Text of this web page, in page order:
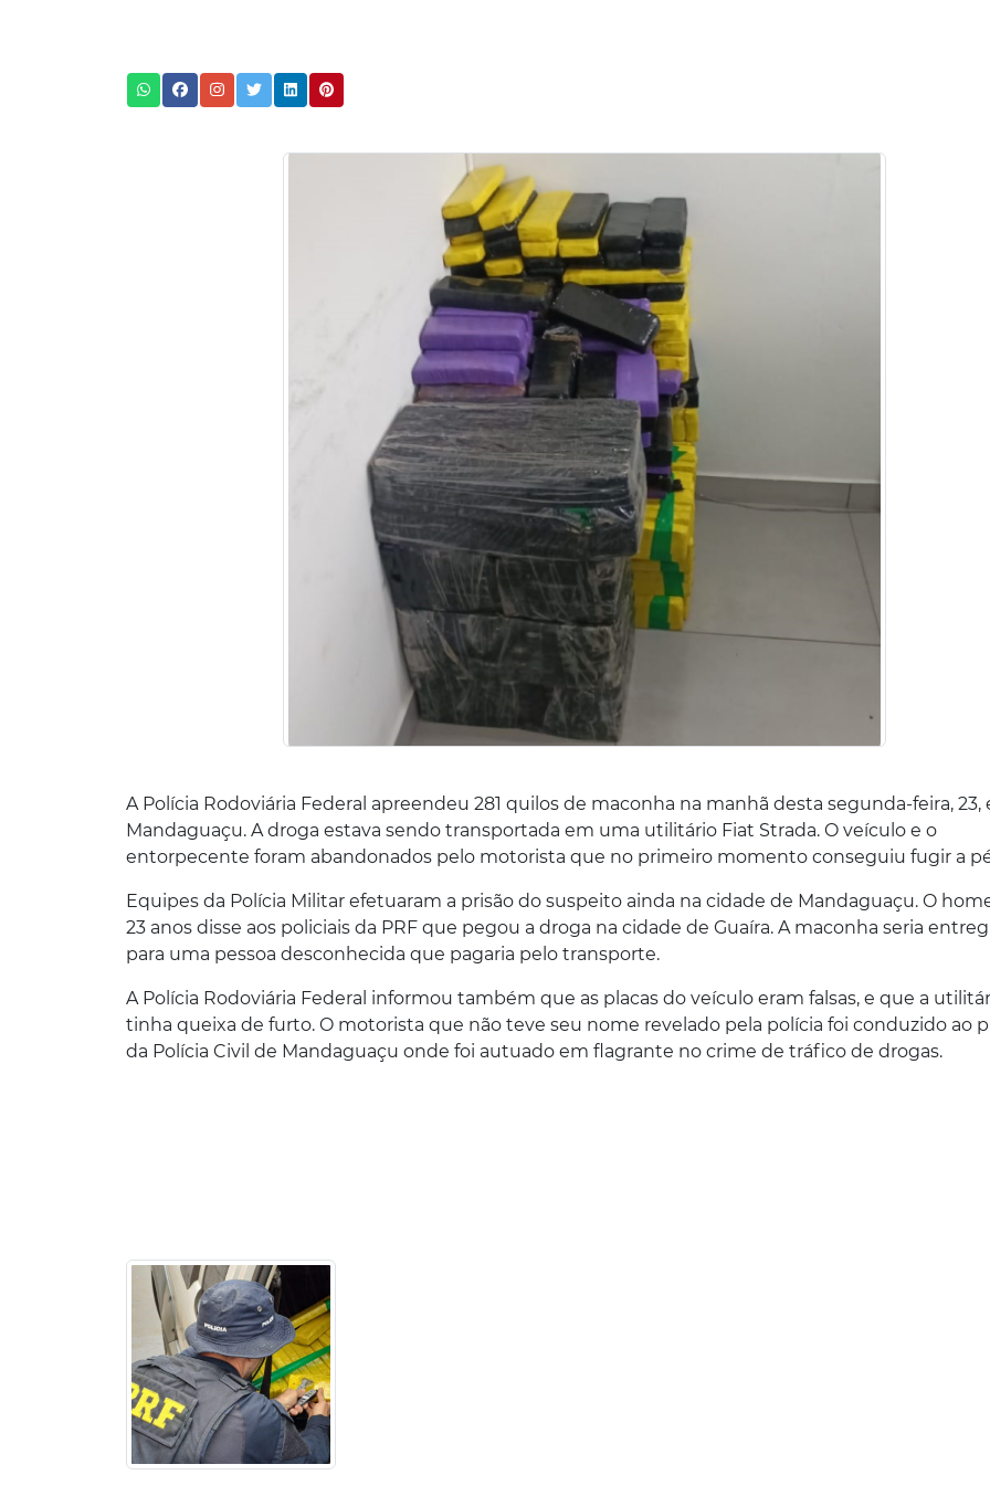
A Polícia Rodoviária Federal apreendeu 281 quilos de maconha na manhã desta segunda-feira, 23,
Mandaguaçu. A droga estava sendo transportada em uma utilitário Fiat Strada. O veículo e o
entorpecente foram abandonados pelo motorista que no primeiro momento conseguiu fugir a
Equipes da Polícia Militar efetuaram a prisão do suspeito ainda na cidade de Mandaguaçu. O
23 anos disse aos policiais da PRF que pegou a droga na cidade de Guaíra. A maconha seria
para uma pessoa desconhecida que pagaria pelo transporte.
A Polícia Rodoviária Federal informou também que as placas do veículo eram falsas, e que a
tinha queixa de furto. O motorista que não teve seu nome revelado pela polícia foi conduzido ao
da Polícia Civil de Mandaguaçu onde foi autuado em flagrante no crime de tráfico de drogas.